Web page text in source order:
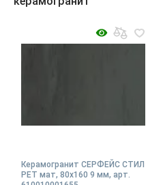
Керамогранит СЕРФЕЙС СТИЛ
РЕТ мат, 80x160 9 мм, арт.